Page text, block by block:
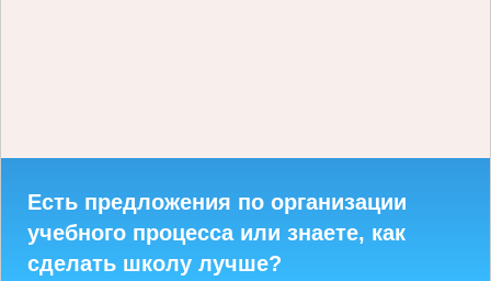
Есть предложения по организации
учебного процесса или знаете, как
сделать школу лучше?